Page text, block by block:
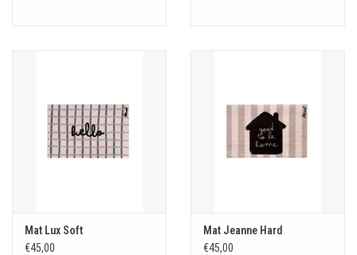
Mat Lux Soft
€45,00
Mat Jeanne Hard
€45,00